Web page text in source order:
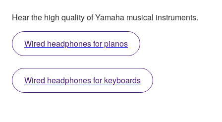
Hear the high quality of Yamaha musical instruments.
Wired headphones for pianos
Wired headphones for keyboards